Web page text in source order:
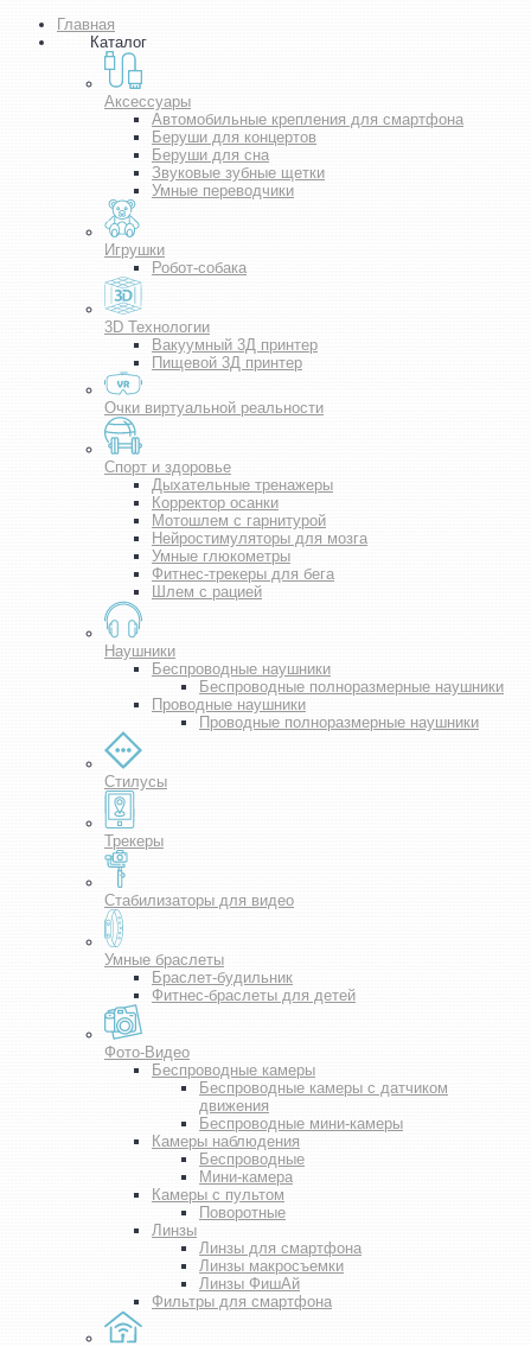
Главная
Каталог
Аксессуары
Автомобильные крепления для смартфона
Беруши для концертов
Беруши для сна
Звуковые зубные щетки
Умные переводчики
Игрушки
Робот-собака
3D Технологии
Вакуумный 3Д принтер
Пищевой 3Д принтер
Очки виртуальной реальности
Спорт и здоровье
Дыхательные тренажеры
Корректор осанки
Мотошлем с гарнитурой
Нейростимуляторы для мозга
Умные глюкометры
Фитнес-трекеры для бега
Шлем с рацией
Наушники
Беспроводные наушники
Беспроводные полноразмерные наушники
Проводные наушники
Проводные полноразмерные наушники
Стилусы
Трекеры
Стабилизаторы для видео
Умные браслеты
Браслет-будильник
Фитнес-браслеты для детей
Фото-Видео
Беспроводные камеры
Беспроводные камеры с датчиком
движения
Беспроводные мини-камеры
Камеры наблюдения
Беспроводные
Мини-камера
Камеры с пультом
Поворотные
Линзы
Линзы для смартфона
Линзы макросъемки
Линзы ФишАй
Фильтры для смартфона